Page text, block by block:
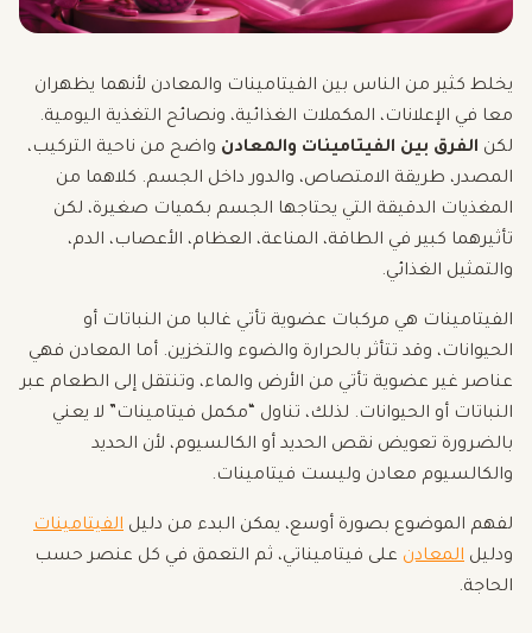
يخلط كثير من الناس بين الفيتامينات والمعادن لأنهما يظهران
معا في الإعلانات، المكملات الغذائية، ونصائح التغذية اليومية.
لكن الفرق بين الفيتامينات والمعادن واضح من ناحية التركيب،
المصدر، طريقة الامتصاص، والدور داخل الجسم. كلاهما من
المغذيات الدقيقة التي يحتاجها الجسم بكميات صغيرة، لكن
تأثيرهما كبير في الطاقة، المناعة، العظام، الأعصاب، الدم،
والتمثيل الغذائي.
الفيتامينات هي مركبات عضوية تأتي غالبا من النباتات أو
الحيوانات، وقد تتأثر بالحرارة والضوء والتخزين. أما المعادن فهي
عناصر غير عضوية تأتي من الأرض والماء، وتنتقل إلى الطعام عبر
النباتات أو الحيوانات. لذلك، تناول “مكمل فيتامينات” لا يعني
بالضرورة تعويض نقص الحديد أو الكالسيوم، لأن الحديد
والكالسيوم معادن وليست فيتامينات.
لفهم الموضوع بصورة أوسع، يمكن البدء من دليل الفيتامينات
ودليل المعادن على فيتاميناتي، ثم التعمق في كل عنصر حسب
الحاجة.